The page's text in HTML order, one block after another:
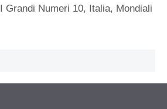
I Grandi Numeri 10, Italia, Mondiali